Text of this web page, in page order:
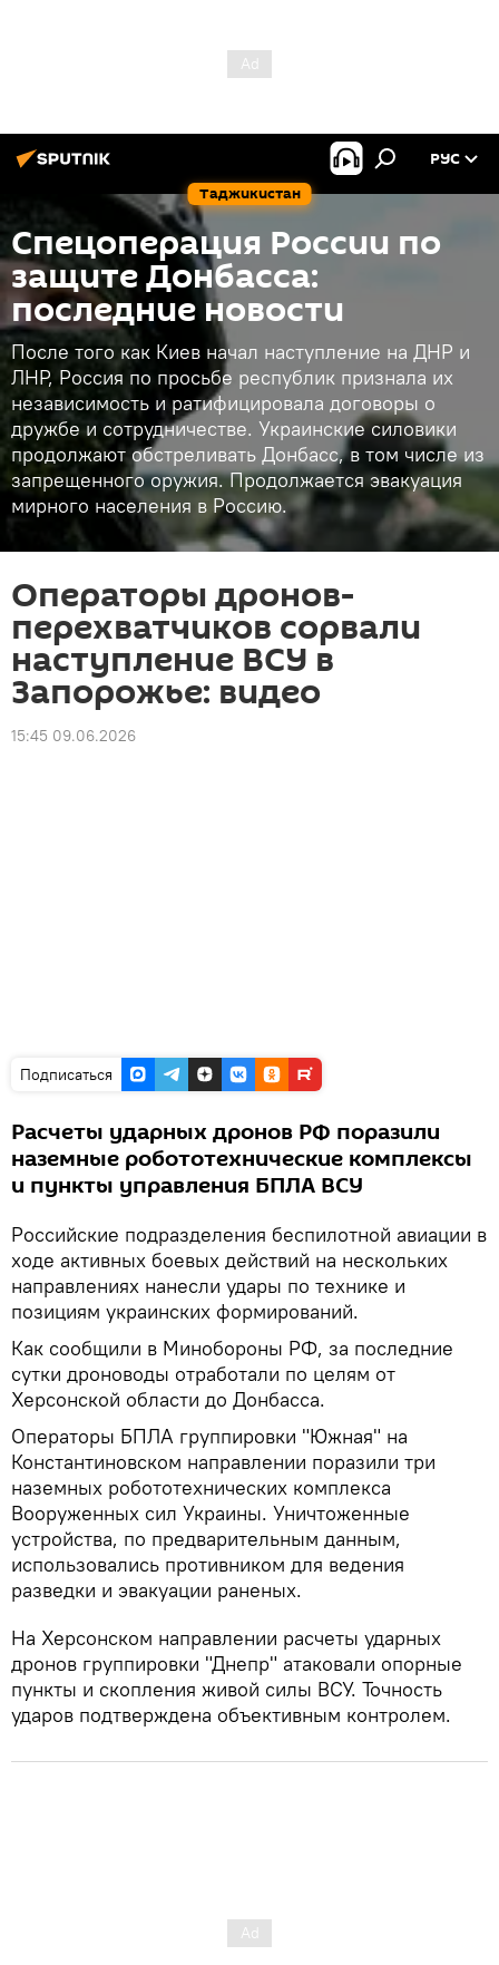
Таджикистан
РУС
Спецоперация России по
защите Донбасса:
последние новости
После того как Киев начал наступление на ДНР и
ЛНР, Россия по просьбе республик признала их
независимость и ратифицировала договоры о
дружбе и сотрудничестве. Украинские силовики
продолжают обстреливать Донбасс, в том числе из
запрещенного оружия. Продолжается эвакуация
мирного населения в Россию.
Операторы дронов-
перехватчиков сорвали
наступление ВСУ в
Запорожье: видео
15:45 09.06.2026
Подписаться
Расчеты ударных дронов РФ поразили
наземные робототехнические комплексы
и пункты управления БПЛА ВСУ
Российские подразделения беспилотной авиации в
ходе активных боевых действий на нескольких
направлениях нанесли удары по технике и
позициям украинских формирований.
Как сообщили в Минобороны РФ, за последние
сутки дроноводы отработали по целям от
Херсонской области до Донбасса.
Операторы БПЛА группировки "Южная" на
Константиновском направлении поразили три
наземных робототехнических комплекса
Вооруженных сил Украины. Уничтоженные
устройства, по предварительным данным,
использовались противником для ведения
разведки и эвакуации раненых.
На Херсонском направлении расчеты ударных
дронов группировки "Днепр" атаковали опорные
пункты и скопления живой силы ВСУ. Точность
ударов подтверждена объективным контролем.